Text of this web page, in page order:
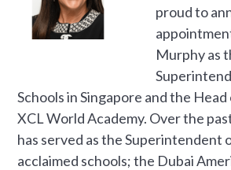
proud to
Murphy as
Schools in Singapore and the
XCL World Academy. Over the
has served as the Superintendent
acclaimed schools; the Dubai